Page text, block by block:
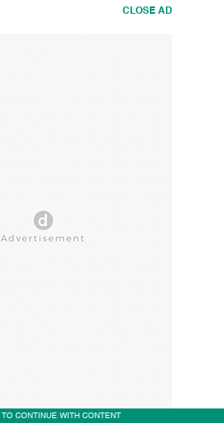
CLOSE AD
CONTINUE WITH CONTENT